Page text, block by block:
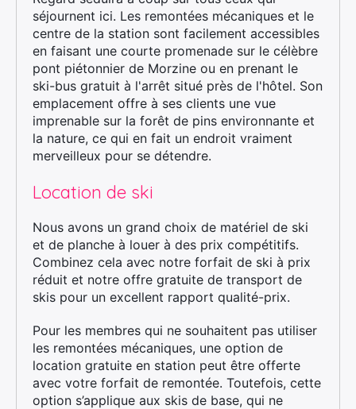
séjournent ici. Les remontées mécaniques et le
centre de la station sont facilement accessibles
en faisant une courte promenade sur le célèbre
pont piétonnier de Morzine ou en prenant le
ski-bus gratuit à l'arrêt situé près de l'hôtel. Son
emplacement offre à ses clients une vue
imprenable sur la forêt de pins environnante et
la nature, ce qui en fait un endroit vraiment
merveilleux pour se détendre.
Location de ski
Nous avons un grand choix de matériel de ski
et de planche à louer à des prix compétitifs.
Combinez cela avec notre forfait de ski à prix
réduit et notre offre gratuite de transport de
skis pour un excellent rapport qualité-prix.
Pour les membres qui ne souhaitent pas utiliser
les remontées mécaniques, une option de
location gratuite en station peut être offerte
avec votre forfait de remontée. Toutefois, cette
option s’applique aux skis de base, qui ne
×
Rechercher